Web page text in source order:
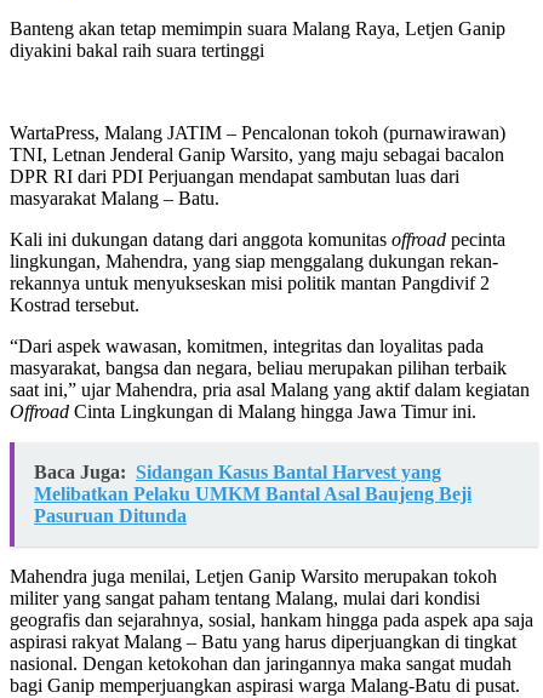
Banteng akan tetap memimpin suara Malang Raya, Letjen Ganip
diyakini bakal raih suara tertinggi
WartaPress, Malang JATIM – Pencalonan tokoh (purnawirawan)
TNI, Letnan Jenderal Ganip Warsito, yang maju sebagai bacalon
DPR RI dari PDI Perjuangan mendapat sambutan luas dari
masyarakat Malang – Batu.
Kali ini dukungan datang dari anggota komunitas offroad pecinta
lingkungan, Mahendra, yang siap menggalang dukungan rekan-
rekannya untuk menyukseskan misi politik mantan Pangdivif 2
Kostrad tersebut.
“Dari aspek wawasan, komitmen, integritas dan loyalitas pada
masyarakat, bangsa dan negara, beliau merupakan pilihan terbaik
saat ini,” ujar Mahendra, pria asal Malang yang aktif dalam kegiatan
Offroad Cinta Lingkungan di Malang hingga Jawa Timur ini.
Baca Juga: Sidangan Kasus Bantal Harvest yang
Melibatkan Pelaku UMKM Bantal Asal Baujeng Beji
Pasuruan Ditunda
Mahendra juga menilai, Letjen Ganip Warsito merupakan tokoh
militer yang sangat paham tentang Malang, mulai dari kondisi
geografis dan sejarahnya, sosial, hankam hingga pada aspek apa saja
aspirasi rakyat Malang – Batu yang harus diperjuangkan di tingkat
nasional. Dengan ketokohan dan jaringannya maka sangat mudah
bagi Ganip memperjuangkan aspirasi warga Malang-Batu di pusat.